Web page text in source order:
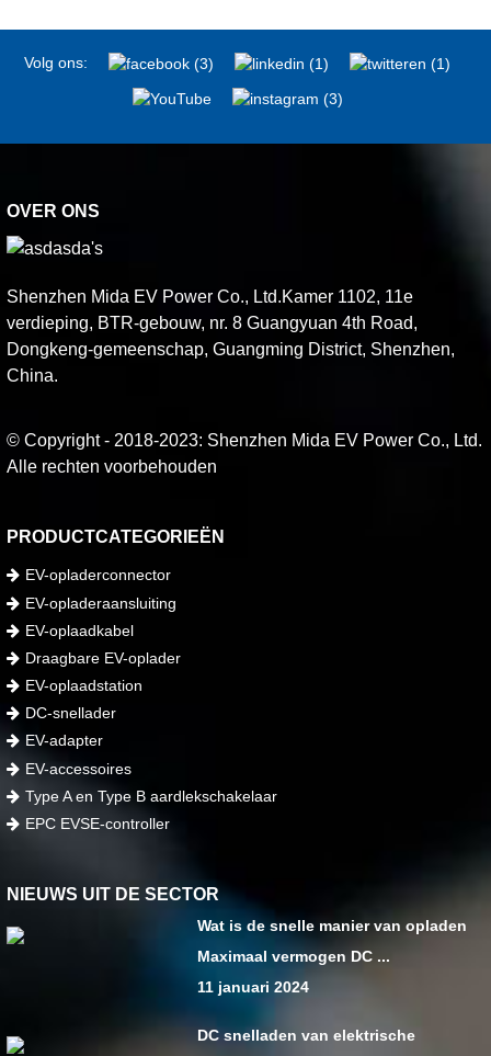
Volg ons:
OVER ONS
Shenzhen Mida EV Power Co., Ltd.Kamer 1102, 11e
verdieping, BTR-gebouw, nr. 8 Guangyuan 4th Road,
Dongkeng-gemeenschap, Guangming District, Shenzhen,
China.
© Copyright - 2018-2023: Shenzhen Mida EV Power Co., Ltd.
Alle rechten voorbehouden
PRODUCTCATEGORIEËN
EV-opladerconnector
EV-opladeraansluiting
EV-oplaadkabel
Draagbare EV-oplader
EV-oplaadstation
DC-snellader
EV-adapter
EV-accessoires
Type A en Type B aardlekschakelaar
EPC EVSE-controller
NIEUWS UIT DE SECTOR
Wat is de snelle manier van opladen
Maximaal vermogen DC ...
11 januari 2024
DC snelladen van elektrische